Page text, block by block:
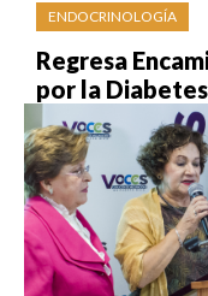
ENDOCRINOLOGÍA
Regresa
por la Diabetes